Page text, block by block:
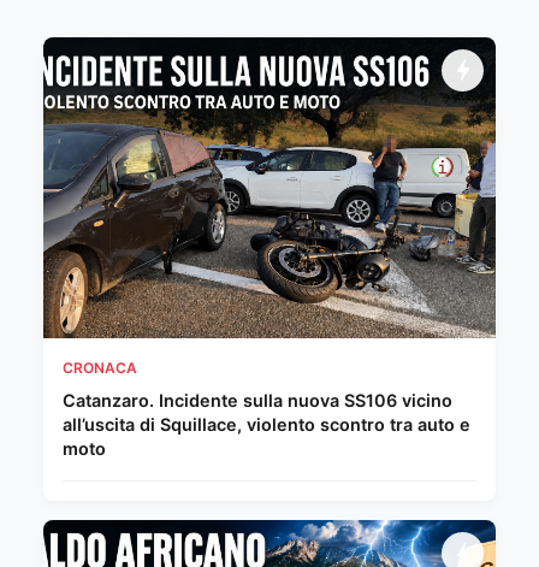
CRONACA
Catanzaro. Incidente sulla nuova SS106 vicino
all’uscita di Squillace, violento scontro tra auto e
moto